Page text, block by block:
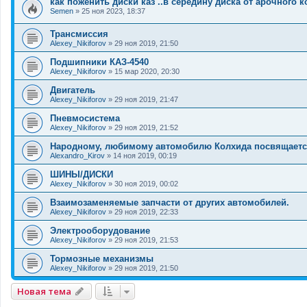
Semen » 25 ноя 2023, 18:37
Трансмиссия
Alexey_Nikiforov » 29 ноя 2019, 21:50
Подшипники КАЗ-4540
Alexey_Nikiforov » 15 мар 2020, 20:30
Двигатель
Alexey_Nikiforov » 29 ноя 2019, 21:47
Пневмосистема
Alexey_Nikiforov » 29 ноя 2019, 21:52
Народному, любимому автомобилю Колхида
Alexandro_Kirov » 14 ноя 2019, 00:19
ШИНЫ/ДИСКИ
Alexey_Nikiforov » 30 ноя 2019, 00:02
Взаимозаменяемые запчасти от других автомобилей.
Alexey_Nikiforov » 29 ноя 2019, 22:33
Электрооборудование
Alexey_Nikiforov » 29 ноя 2019, 21:53
Тормозные механизмы
Alexey_Nikiforov » 29 ноя 2019, 21:50
Новая тема